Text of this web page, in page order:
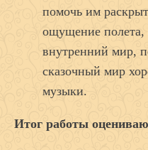
помочь им
ощущение полета,
внутренний мир,
сказочный мир
музыки.
Итог работы